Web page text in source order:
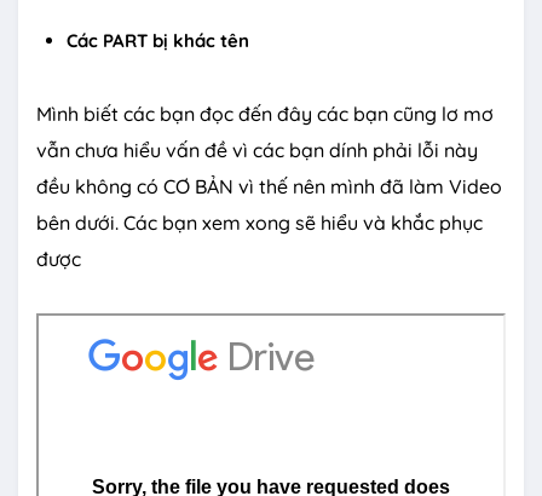
Các PART bị khác tên
Mình biết các bạn đọc đến đây các bạn cũng lơ mơ
vẫn chưa hiểu vấn đề vì các bạn dính phải lỗi này
đều không có CƠ BẢN vì thế nên mình đã làm Video
bên dưới. Các bạn xem xong sẽ hiểu và khắc phục
được